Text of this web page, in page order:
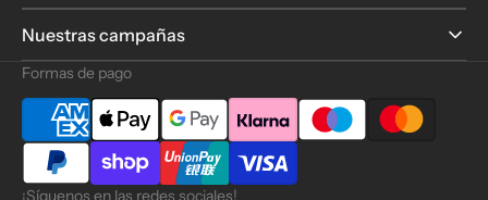
Nuestras campañas
Formas de pago
¡Síguenos en las redes sociales!